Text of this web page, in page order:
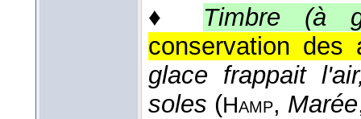
♦ Timbre (à
conservation des
glace frappait
soles (Hamp, Marée